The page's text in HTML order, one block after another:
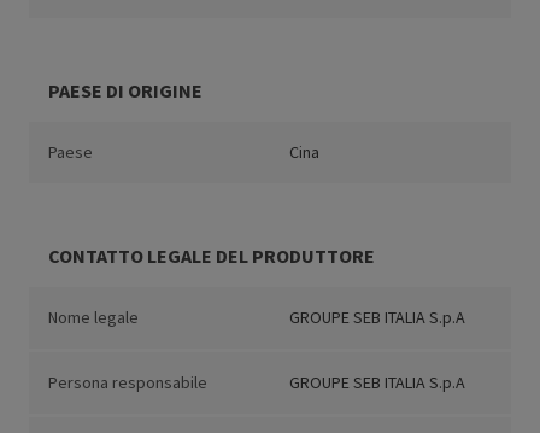
PAESE DI ORIGINE
Paese Cina
CONTATTO LEGALE DEL PRODUTTORE
Nome legale GROUPE SEB ITALIA S.p.A
Persona responsabile GROUPE SEB ITALIA S.p.A